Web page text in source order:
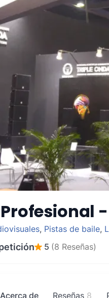
, Pistas de baile,
5 (8 Reseñas)
Acerca de Reseñas 8